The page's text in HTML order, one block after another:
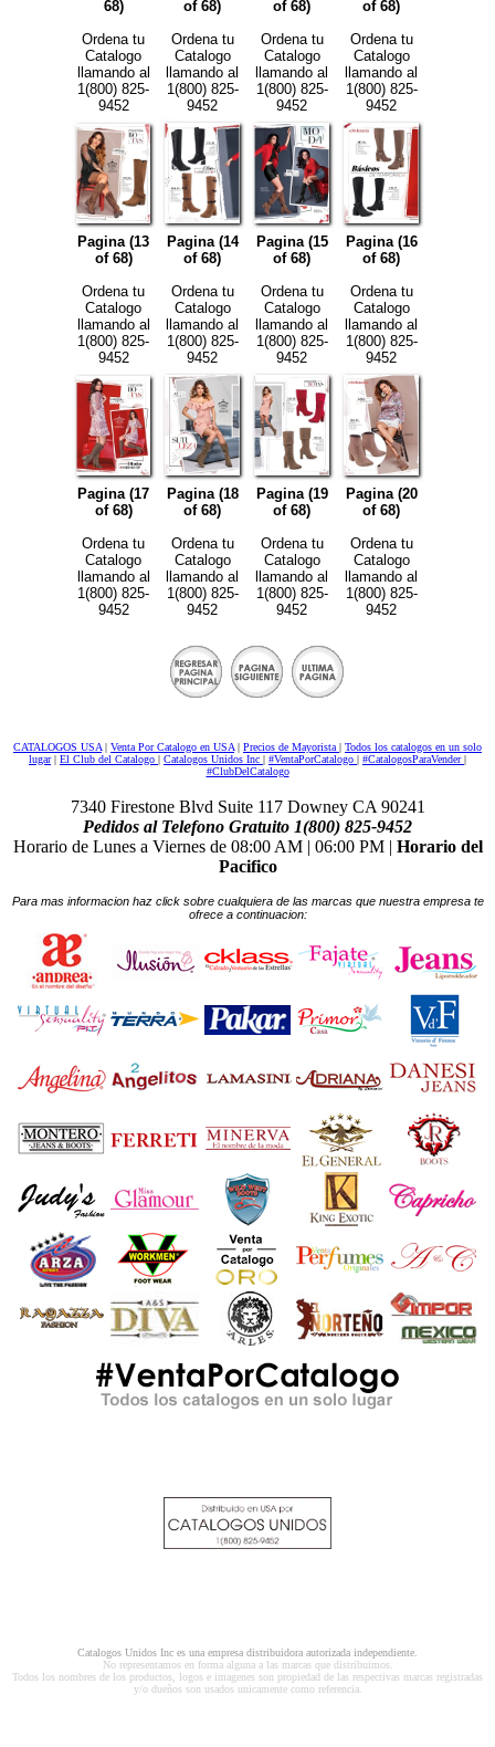
68)
Ordena tu
Catalogo
llamando al
1(800) 825-
9452
of 68)
Ordena tu
Catalogo
llamando al
1(800) 825-
9452
of 68)
Ordena tu
Catalogo
llamando al
1(800) 825-
9452
of 68)
Ordena tu
Catalogo
llamando al
1(800) 825-
9452
Pagina (13
of 68)
Ordena tu
Catalogo
llamando al
1(800) 825-
9452
Pagina (14
of 68)
Ordena tu
Catalogo
llamando al
1(800) 825-
9452
Pagina (15
of 68)
Ordena tu
Catalogo
llamando al
1(800) 825-
9452
Pagina (16
of 68)
Ordena tu
Catalogo
llamando al
1(800) 825-
9452
Pagina (17
of 68)
Ordena tu
Catalogo
llamando al
1(800) 825-
9452
Pagina (18
of 68)
Ordena tu
Catalogo
llamando al
1(800) 825-
9452
Pagina (19
of 68)
Ordena tu
Catalogo
llamando al
1(800) 825-
9452
Pagina (20
of 68)
Ordena tu
Catalogo
llamando al
1(800) 825-
9452
CATALOGOS USA | Venta Por Catalogo en USA | Precios de Mayorista | Todos los catalogos en un solo
lugar| El Club del Catalogo | Catalogos Unidos Inc | #VentaPorCatalogo | #CatalogosParaVender|
#ClubDelCatalogo
7340 Firestone Blvd Suite 117 Downey CA 90241
Pedidos al Telefono Gratuito 1(800) 825-9452
Horario de Lunes a Viernes de 08:00 AM | 06:00 PM | Horario del
Pacifico
Para mas informacion haz click sobre cualquiera de las marcas que nuestra empresa te
ofrece a continuacion:
Catalogos Unidos Inc es una empresa distribuidora autorizada independiente.
No representamos en forma alguna a las marcas que distribuimos.
Todos los nombres de los productos, logos e imagenes son propiedad de las respectivas marcas registradas
y/o dueños son usados unicamente como referencia.